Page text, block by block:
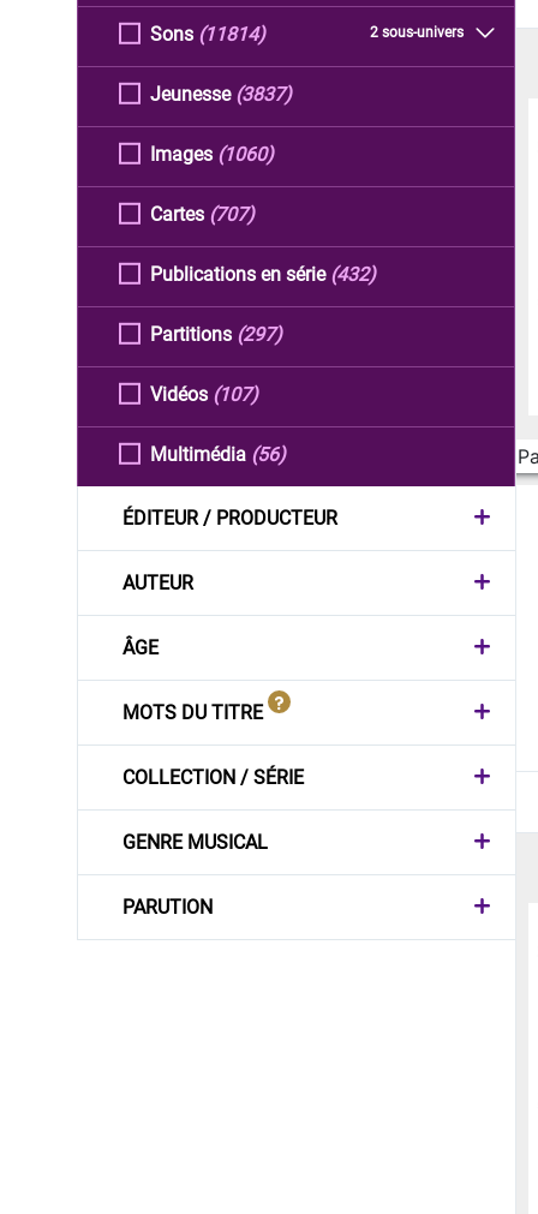
Sons 2 sous-univers
(11814)
Jeunesse (3837)
Images (1060)
Cartes (707)
Publications en série (432)
Partitions (297)
Vidéos (107)
Multimédia (56)
ÉDITEUR / PRODUCTEUR
AUTEUR
ÂGE
MOTS DU TITRE
COLLECTION / SÉRIE
GENRE MUSICAL
PARUTION